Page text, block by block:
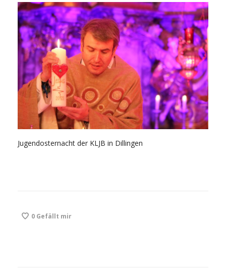
Jugendosternacht der KLJB in Dillingen
0 Gefällt mir